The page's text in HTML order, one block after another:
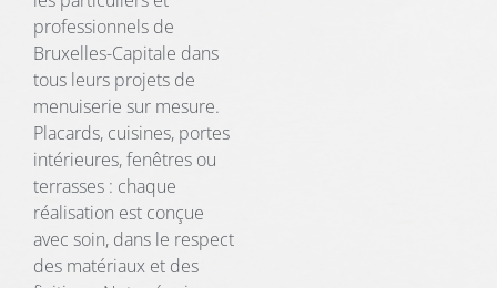
professionnels de
Bruxelles-Capitale dans
tous leurs projets de
menuiserie sur mesure.
Placards, cuisines, portes
intérieures, fenêtres ou
terrasses : chaque
réalisation est conçue
avec soin, dans le respect
des matériaux et des